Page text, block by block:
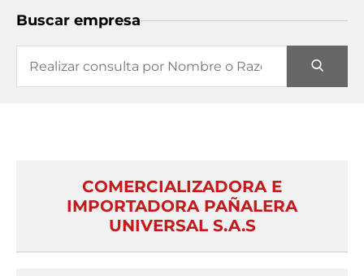
Buscar empresa
COMERCIALIZADORA E
IMPORTADORA PAÑALERA
UNIVERSAL S.A.S